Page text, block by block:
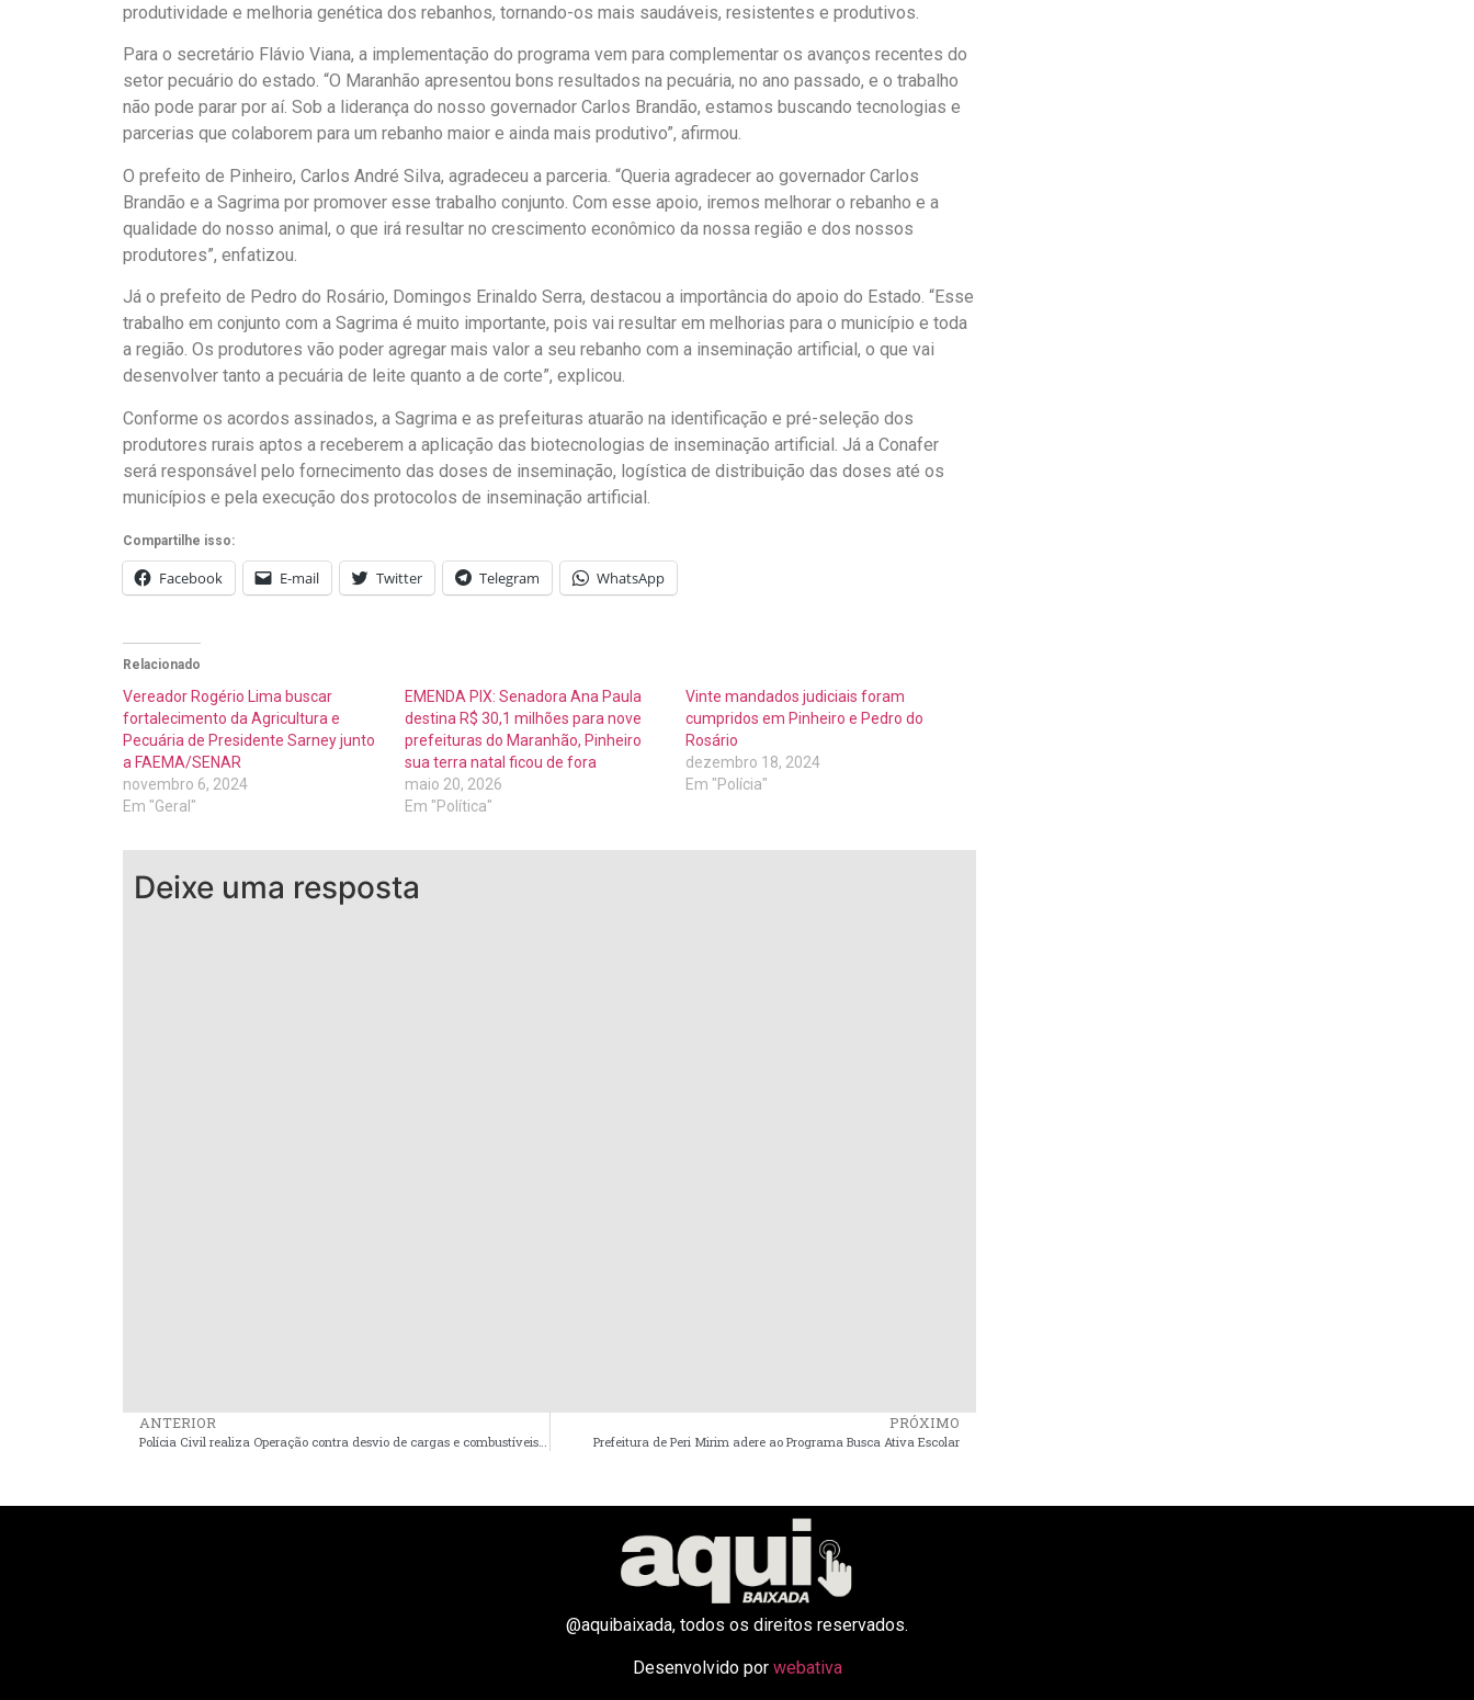
produtividade e melhoria genética dos rebanhos, tornando-os mais saudáveis, resistentes e produtivos.
Para o secretário Flávio Viana, a implementação do programa vem para complementar os avanços recentes do
setor pecuário do estado. “O Maranhão apresentou bons resultados na pecuária, no ano passado, e o trabalho
não pode parar por aí. Sob a liderança do nosso governador Carlos Brandão, estamos buscando tecnologias e
parcerias que colaborem para um rebanho maior e ainda mais produtivo”, afirmou.
O prefeito de Pinheiro, Carlos André Silva, agradeceu a parceria. “Queria agradecer ao governador Carlos
Brandão e a Sagrima por promover esse trabalho conjunto. Com esse apoio, iremos melhorar o rebanho e a
qualidade do nosso animal, o que irá resultar no crescimento econômico da nossa região e dos nossos
produtores”, enfatizou.
Já o prefeito de Pedro do Rosário, Domingos Erinaldo Serra, destacou a importância do apoio do Estado. “Esse
trabalho em conjunto com a Sagrima é muito importante, pois vai resultar em melhorias para o município e toda
a região. Os produtores vão poder agregar mais valor a seu rebanho com a inseminação artificial, o que vai
desenvolver tanto a pecuária de leite quanto a de corte”, explicou.
Conforme os acordos assinados, a Sagrima e as prefeituras atuarão na identificação e pré-seleção dos
produtores rurais aptos a receberem a aplicação das biotecnologias de inseminação artificial. Já a Conafer
será responsável pelo fornecimento das doses de inseminação, logística de distribuição das doses até os
municípios e pela execução dos protocolos de inseminação artificial.
Compartilhe isso:
Facebook E-mail Twitter Telegram WhatsApp
Relacionado
Vereador Rogério Lima buscar
fortalecimento da Agricultura e
Pecuária de Presidente Sarney junto
a FAEMA/SENAR
novembro 6, 2024
Em "Geral"
EMENDA PIX: Senadora Ana Paula
destina R$ 30,1 milhões para nove
prefeituras do Maranhão, Pinheiro
sua terra natal ficou de fora
maio 20, 2026
Em "Política"
Vinte mandados judiciais foram
cumpridos em Pinheiro e Pedro do
Rosário
dezembro 18, 2024
Em "Polícia"
Deixe uma resposta
ANTERIOR PRÓXIMO
Prefeitura de Peri Mirim adere ao Programa Busca Ativa Escolar
@aquibaixada, todos os direitos reservados.
Desenvolvido por webativa